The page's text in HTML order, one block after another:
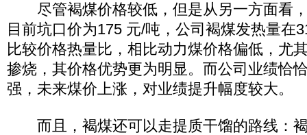
尽管褐煤价格较低，但是从另一方面看
目前坑口价为175 元/吨，公司褐煤发热量在
比较价格热量比，相比动力煤价格偏低，尤
掺烧，其价格优势更为明显。而公司业绩恰
强，未来煤价上涨，对业绩提升幅度较大。
而且，褐煤还可以走提质干馏的路线：